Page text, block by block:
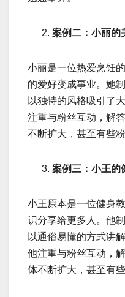
案例二：小丽的
小丽是一位热爱烹饪
的爱好变成事业。她
以独特的风格吸引了
注重与粉丝互动，解
不断扩大，甚至有些
案例三：小王的
小王原本是一位健身
识分享给更多人。他
以通俗易懂的方式讲
他注重与粉丝互动，
体不断扩大，甚至有